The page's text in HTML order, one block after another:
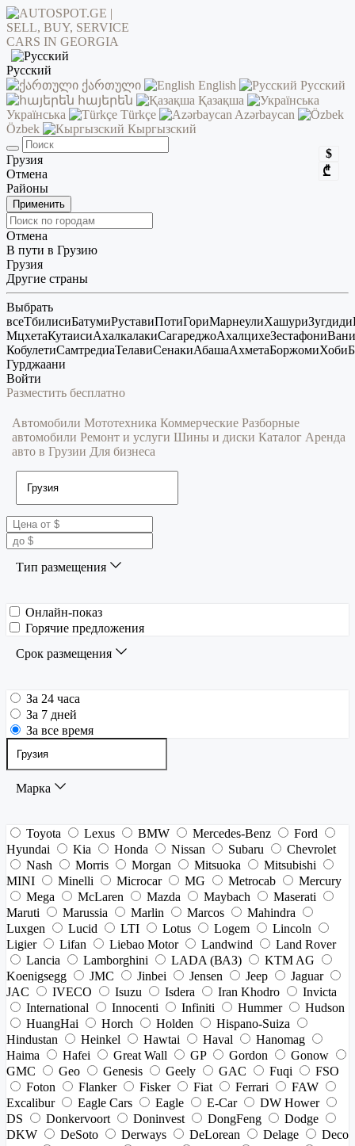
Русский
ქართული
English
Русский
հայերեն
Қазақша
Українська
Türkçe
Azərbaycan
Özbek
Кыргызский
$
₾
Грузия
Отмена
Районы
Применить
Отмена
В пути в Грузию
Грузия
Другие страны
Выбрать
всеТбилисиБатумиРуставиПотиГориМарнеулиХашуриЗугдиди
МцхетаКутаисиАхалкалакиСагареджоАхалцихеЗестафониВани
КобулетиСамтредиаТелавиСенакиАбашаАхметаБоржомиХоби
Гурджаани
Войти
Разместить бесплатно
Автомобили Мототехника Коммерческие Разборные
автомобили Ремонт и услуги Шины и диски Каталог Аренда
авто в Грузии Для бизнеса
Тип размещения
Онлайн-показ
Горячие предложения
Срок размещения
За 24 часа
За 7 дней
За все время
Марка
Toyota Lexus BMW Mercedes-Benz
Ford
Hyundai
Kia Honda Nissan Subaru
Chevrolet
Nash
Morris Morgan Mitsuoka
Mitsubishi
MINI
Minelli Microcar MG Metrocab
Mercury
Mega
McLaren Mazda Maybach
Maserati
Maruti
Marussia Marlin Marcos
Mahindra
Luxgen
Lucid LTI Lotus Logem
Lincoln
Ligier
Lifan Liebao Motor Landwind
Land Rover
Lancia
Lamborghini LADA (ВАЗ)
KTM AG
Koenigsegg
JMC Jinbei Jensen Jeep
Jaguar
JAC
IVECO Isuzu Isdera Iran Khodro
Invicta
International
Innocenti Infiniti Hummer
Hudson
HuangHai
Horch Holden
Hispano-Suiza
Hindustan
Heinkel Hawtai Haval
Hanomag
Haima
Hafei Great Wall GP Gordon
Gonow
GMC
Geo Genesis Geely GAC Fuqi
FSO
Foton
Flanker Fisker Fiat Ferrari
FAW
Excalibur
Eagle Cars Eagle E-Car
DW Hower
DS
Donkervoort Doninvest DongFeng
Dodge
DKW
DeSoto Derways DeLorean Delage
Deco